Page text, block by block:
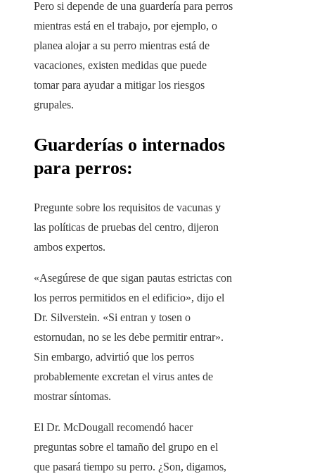
Pero si depende de una guardería para perros
mientras está en el trabajo, por ejemplo, o
planea alojar a su perro mientras está de
vacaciones, existen medidas que puede
tomar para ayudar a mitigar los riesgos
grupales.
Guarderías o internados
para perros:
Pregunte sobre los requisitos de vacunas y
las políticas de pruebas del centro, dijeron
ambos expertos.
«Asegúrese de que sigan pautas estrictas con
los perros permitidos en el edificio», dijo el
Dr. Silverstein. «Si entran y tosen o
estornudan, no se les debe permitir entrar».
Sin embargo, advirtió que los perros
probablemente excretan el virus antes de
mostrar síntomas.
El Dr. McDougall recomendó hacer
preguntas sobre el tamaño del grupo en el
que pasará tiempo su perro. ¿Son, digamos,